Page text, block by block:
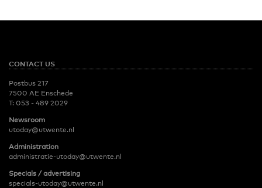
CONTACT US
Postbus 217
7500 AE Enschede
T: 053 - 489 2029
Newsroom
utoday@utwente.nl
Administration
administratie-utoday@utwente.nl
Specials / advertising
specials-utoday@utwente.nl